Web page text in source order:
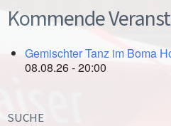
Kommende
Gemischter Tanz im Boma
08.08.26 - 20:00
SUCHE